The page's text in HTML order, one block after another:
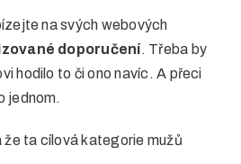
na svých webových
doporučení. Třeba by
hodilo to či ono navíc. A přeci
jednom.
že ta cílová kategorie mužů